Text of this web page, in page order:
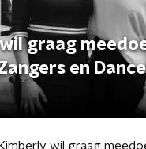
graag
en